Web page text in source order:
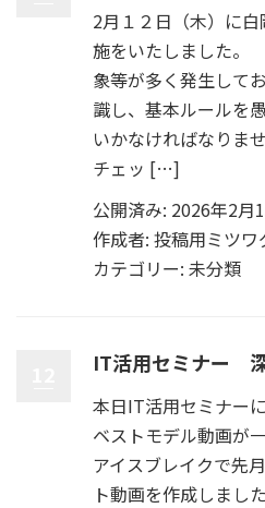
2月１２日（木）に
施をいたしました
象等が多く発生して
識し、基本ルールを
いかなければなりま
チェッ […]
公開済み: 2026年2月
作成者: 投稿用ミツワ
カテゴリー: 未分類
IT活用セミナー
本日IT活用セミナー
ベストモデル動画が
アイスブレイクで先
ト動画を作成しまし